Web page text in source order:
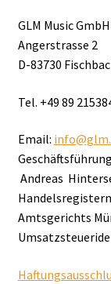
GLM Music GmbH
Angerstrasse 2
D-83730
Tel. +49 89
Email:
Andreas
Amtsgerichts